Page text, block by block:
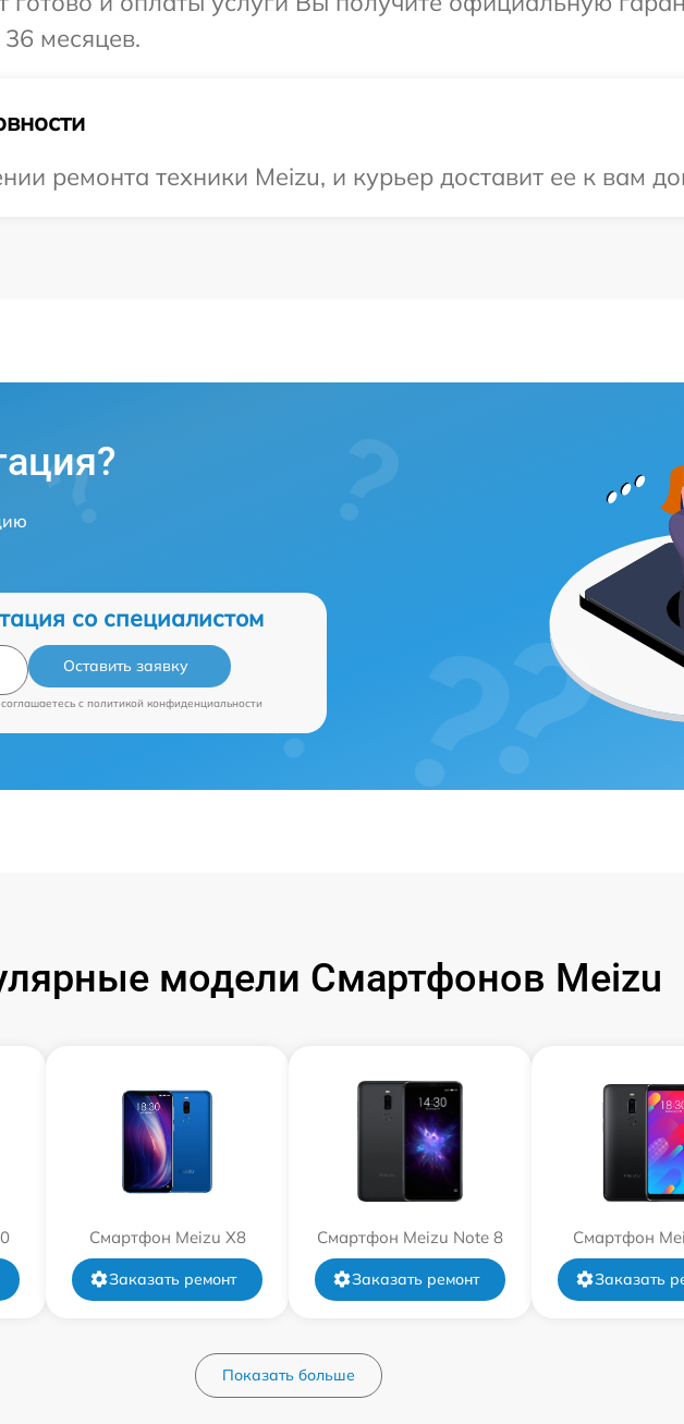
месяцев.
ремонта техники Meizu, и курьер доставит ее к вам
со специалистом
Оставить заявку
c политикой конфиденциальности
модели Смартфонов Meizu
Смартфон Meizu X8
Заказать ремонт
Смартфон Meizu Note 8
Заказать ремонт
Смартфон
Заказать
Показать больше